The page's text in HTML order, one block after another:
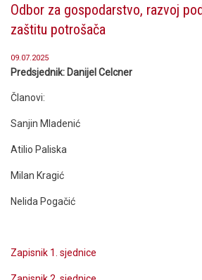
Odbor za gospodarstvo, razvoj
zaštitu potrošača
09.07.2025
Predsjednik: Danijel Celcner
Članovi:
Sanjin Mladenić
Atilio Paliska
Milan Kragić
Nelida Pogačić
Zapisnik 1. sjednice